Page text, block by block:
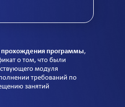
прохождения программы,
о том, что были
модуля
требований по
занятий